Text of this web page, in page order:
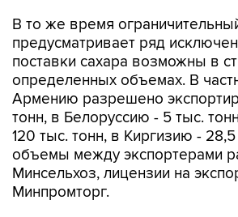
В то же время
предусматривает ряд
поставки сахара возможны в
определенных объемах. В
Армению разрешено
тонн, в Белоруссию - 5 тыс.
120 тыс. тонн, в Киргизию -
объемы между экспортерами
Минсельхоз, лицензии на
Минпромторг.